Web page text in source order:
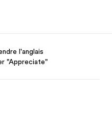
l'anglais
"Appreciate"